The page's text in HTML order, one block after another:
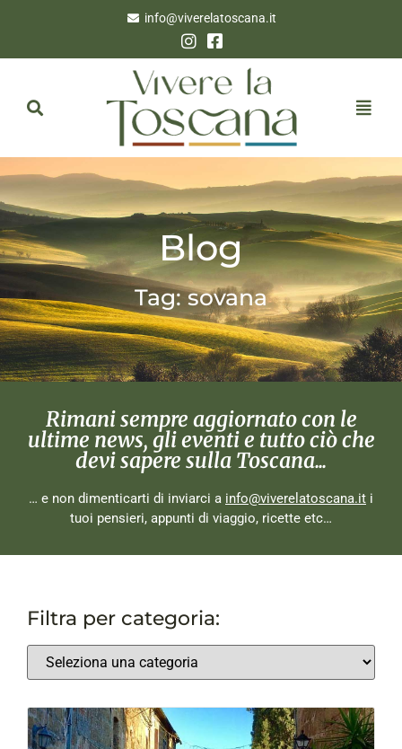
info@viverelatoscana.it
Blog
Tag: sovana
Rimani sempre aggiornato con le
ultime news, gli eventi e tutto ciò che
devi sapere sulla Toscana...
… e non dimenticarti di inviarci a info@viverelatoscana.it i
tuoi pensieri, appunti di viaggio, ricette etc…
Filtra per categoria: